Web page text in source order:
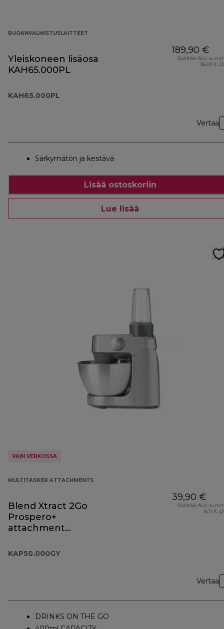
RUOANVALMISTUSLAITTEET
Yleiskoneen lisäosa
KAH65.000PL
KAH65.000PL
189,90 €
Sisältää ALV-
38,59 €
Vertaa
Särkymätön ja kestävä
Lisää ostoskoriin
Lue lisää
VAIN VERKOSSA
MULTITASKER ATTACHMENTS
Blend Xtract 2Go
Prospero+
attachment
KAP50.000GY
39,90 €
Sisältää ALV-
8,11 €
Vertaa
DRINKS ON THE GO